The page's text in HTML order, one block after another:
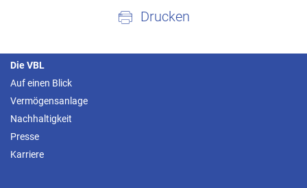
Drucken
Die VBL
Auf einen Blick
Vermögensanlage
Nachhaltigkeit
Presse
Karriere